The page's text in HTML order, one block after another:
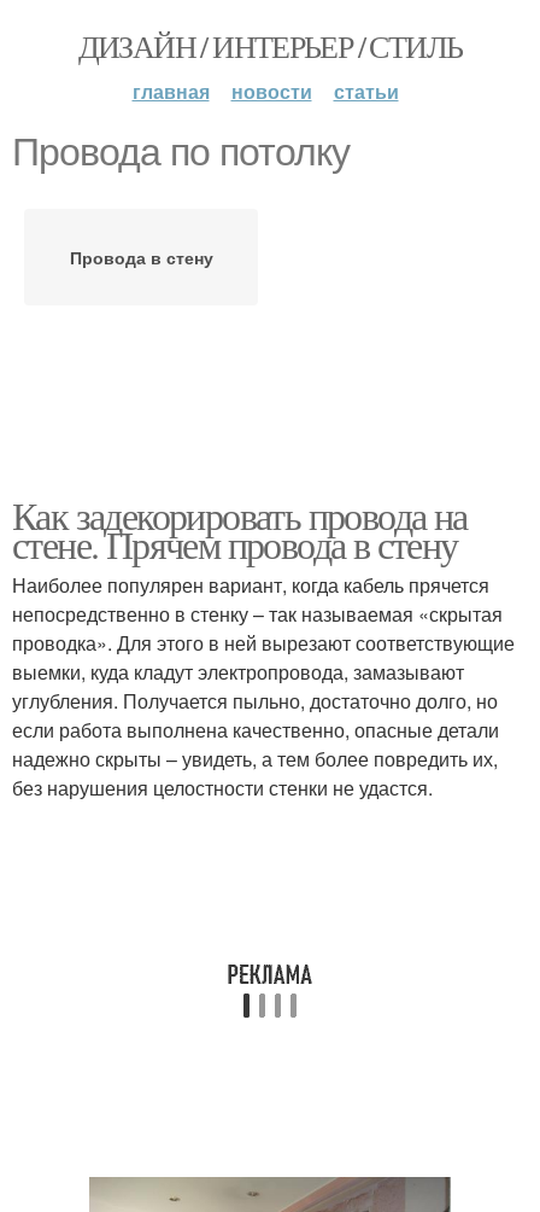
ДИЗАЙН / ИНТЕРЬЕР / СТИЛЬ
главная новости статьи
Провода по потолку
Провода в стену
Как задекорировать провода на
стене. Прячем провода в стену
Наиболее популярен вариант, когда кабель прячется
непосредственно в стенку – так называемая «скрытая
проводка». Для этого в ней вырезают соответствующие
выемки, куда кладут электропровода, замазывают
углубления. Получается пыльно, достаточно долго, но
если работа выполнена качественно, опасные детали
надежно скрыты – увидеть, а тем более повредить их,
без нарушения целостности стенки не удастся.